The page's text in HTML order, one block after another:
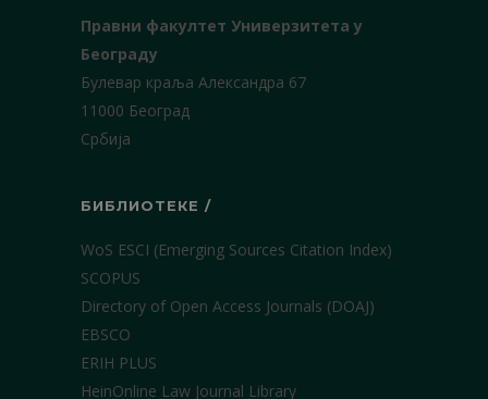
Правни факултет Универзитета у
Београду
Булевар краља Александра 67
11000 Београд
Србија
БИБЛИОТЕКЕ /
WoS ESCI (Emerging Sources Citation Index)
SCOPUS
Directory of Open Access Journals (DOAJ)
EBSCO
ERIH PLUS
HeinOnline Law Journal Library